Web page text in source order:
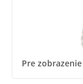
Pre